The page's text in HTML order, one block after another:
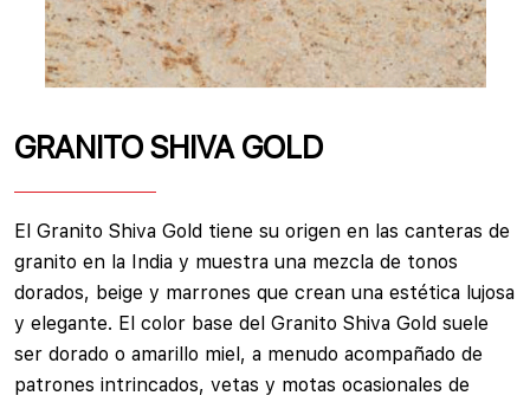
GRANITO SHIVA GOLD
El Granito Shiva Gold tiene su origen en las canteras de
granito en la India y muestra una mezcla de tonos
dorados, beige y marrones que crean una estética lujosa
y elegante. El color base del Granito Shiva Gold suele
ser dorado o amarillo miel, a menudo acompañado de
patrones intrincados, vetas y motas ocasionales de